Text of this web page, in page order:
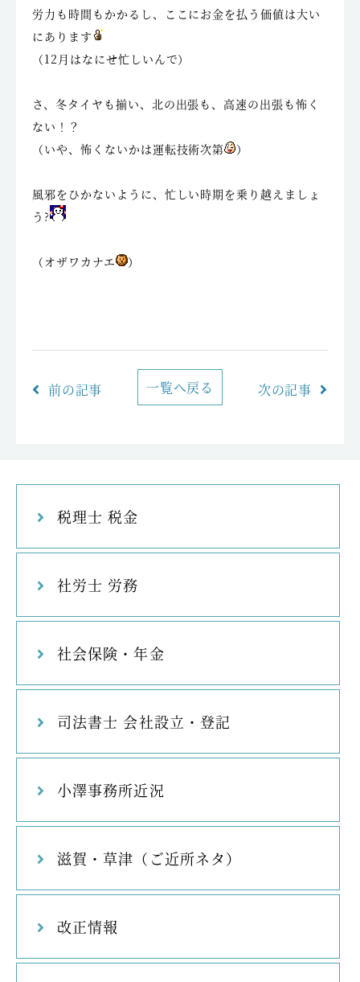
税理士 税金
社労士 労務
社会保険・年金
司法書士 会社設立・登記
小澤事務所近況
滋賀・草津（ご近所ネタ）
改正情報
労力も時間もかかるし、ここにお金を払う価値は大い
にあります
（12月はなにせ忙しいんで）
さ、冬タイヤも揃い、北の出張も、高速の出張も怖く
ない！？
（いや、怖くないかは運転技術次第
）
風邪をひかないように、忙しい時期を乗り越えましょ
う?
（オザワカナエ ）
前の記事 一覧へ戻る 次の記事